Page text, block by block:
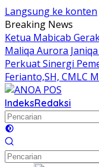
Langsung ke konten
Breaking News
Ketua Mabicab
Maliqa Aurora
Perkuat Sinergi
Ferianto,SH, CMLC
IndeksRedaksi